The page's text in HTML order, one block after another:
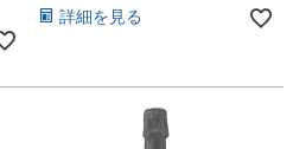
詳細を見る